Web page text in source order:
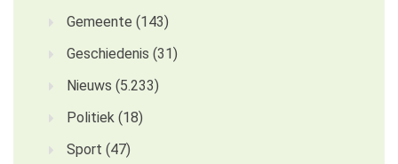
Gemeente (143)
Geschiedenis (31)
Nieuws (5.233)
Politiek (18)
Sport (47)